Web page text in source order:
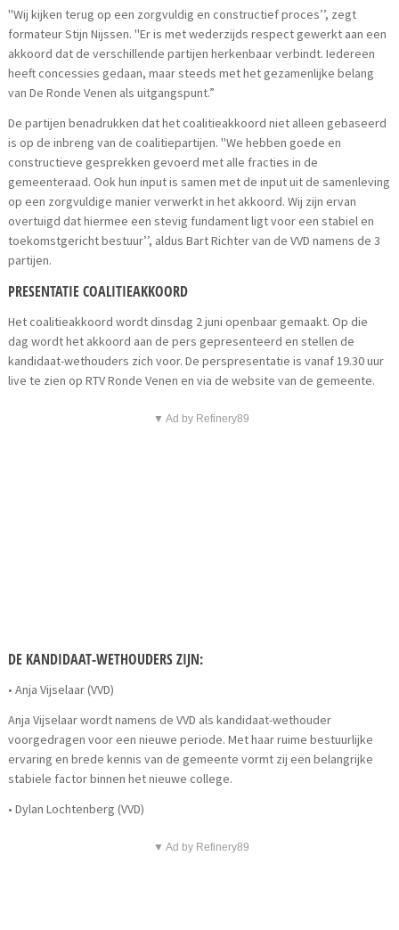
''Wij kijken terug op een zorgvuldig en constructief proces’’, zegt
formateur Stijn Nijssen. ''Er is met wederzijds respect gewerkt aan een
akkoord dat de verschillende partijen herkenbaar verbindt. Iedereen
heeft concessies gedaan, maar steeds met het gezamenlijke belang
van De Ronde Venen als uitgangspunt.”
De partijen benadrukken dat het coalitieakkoord niet alleen gebaseerd
is op de inbreng van de coalitiepartijen. ''We hebben goede en
constructieve gesprekken gevoerd met alle fracties in de
gemeenteraad. Ook hun input is samen met de input uit de samenleving
op een zorgvuldige manier verwerkt in het akkoord. Wij zijn ervan
overtuigd dat hiermee een stevig fundament ligt voor een stabiel en
toekomstgericht bestuur’’, aldus Bart Richter van de VVD namens de 3
partijen.
PRESENTATIE COALITIEAKKOORD
Het coalitieakkoord wordt dinsdag 2 juni openbaar gemaakt. Op die
dag wordt het akkoord aan de pers gepresenteerd en stellen de
kandidaat-wethouders zich voor. De perspresentatie is vanaf 19.30 uur
live te zien op RTV Ronde Venen en via de website van de gemeente.
▼ Ad by Refinery89
DE KANDIDAAT-WETHOUDERS ZIJN:
• Anja Vijselaar (VVD)
Anja Vijselaar wordt namens de VVD als kandidaat-wethouder
voorgedragen voor een nieuwe periode. Met haar ruime bestuurlijke
ervaring en brede kennis van de gemeente vormt zij een belangrijke
stabiele factor binnen het nieuwe college.
• Dylan Lochtenberg (VVD)
▼ Ad by Refinery89